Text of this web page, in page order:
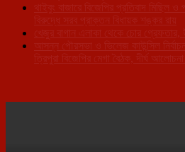
থাইবুং বাজারে বিজেপির প্রতিবাদ
বিরুদ্ধে সরব প্রাক্তন বিধায়ক শঙ্কর রায়
খেজুর বাগান এলাকা থেকে চোর
আসন্ন পৌরসভা ও ভিলেজ কাউন্সিল
ত্রিপুরা বিজেপির মেগা বৈঠক, দীর্ঘ